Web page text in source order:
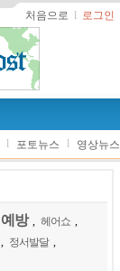
처음으로 l 로그인
l 포토뉴스 l 영상뉴스
예방 헤어쇼
정서발달